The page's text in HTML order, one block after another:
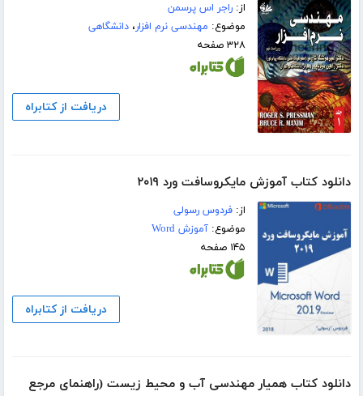
از:راجر اس پرسمن
موضوع: مهندسی نرم افزار،دانشگاهی
۳۲۸ صفحه
دریافت از کتابراه
دانلود کتاب آموزش مایکروسافت ورد ۲۰۱۹
از:فردوس رسولی
موضوع:آموزش Word
۱۴۵ صفحه
دریافت از کتابراه
دانلود کتاب همیار مهندسی آب و محیط زیست (راهنمای مرجع